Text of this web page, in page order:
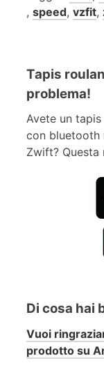
, speed, vzfit,
Tapis
problema!
Avete un
con bluetooth
Zwift? Questa
Di cosa hai
Vuoi
prodotto su